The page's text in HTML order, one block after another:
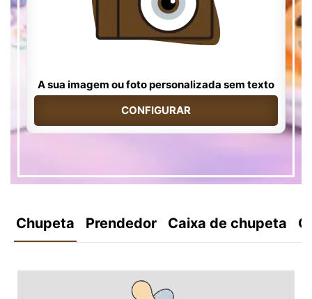
A sua imagem ou foto personalizada sem texto
CONFIGURAR
Chupeta Prendedor Caixa de chupeta